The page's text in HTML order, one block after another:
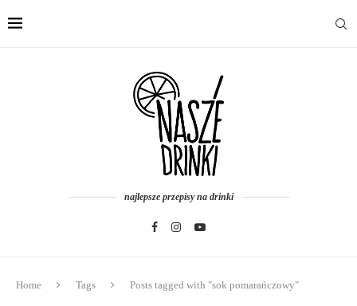
najlepsze przepisy na drinki
Home Tags Posts tagged with "sok pomarańczowy"